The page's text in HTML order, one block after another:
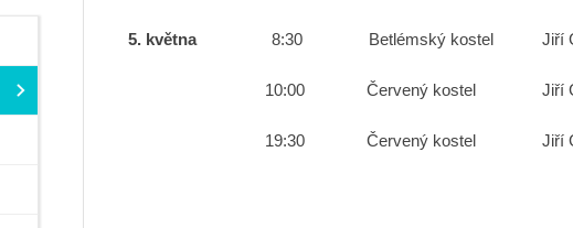
5. května 8:30 Betlémský kostel
10:00 Červený kostel Jiří
19:30 Červený kostel